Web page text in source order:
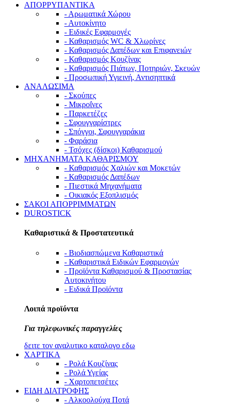
ΑΠΟΡΡΥΠΑΝΤΙΚΑ
- Αρωματικά Χώρου
- Αυτοκίνητο
- Ειδικές Εφαρμογές
- Καθαρισμός WC & Χλωρίνες
- Καθαρισμός Δαπέδων και Επιφανειών
- Καθαρισμός Κουζίνας
- Καθαρισμός Πιάτων, Ποτηριών, Σκευών
- Προσωπική Υγιεινή, Αντισηπτικά
ΑΝΑΛΩΣΙΜΑ
- Σκούπες
- Μικροΐνες
- Παρκετέζες
- Σφουγγαρίστρες
- Σπόγγοι, Σφουγγαράκια
- Φαράσια
- Τσόχες (δίσκοι) Καθαρισμού
ΜΗΧΑΝΗΜΑΤΑ ΚΑΘΑΡΙΣΜΟΥ
- Καθαρισμός Χαλιών και Μοκετών
- Καθαρισμός Δαπέδων
- Πιεστικά Μηχανήματα
- Οικιακός Εξοπλισμός
ΣΑΚΟΙ ΑΠΟΡΡΙΜΜΑΤΩΝ
DUROSTICK
Καθαριστικά & Προστατευτικά
- Βιοδιασπώμενα Καθαριστικά
- Καθαριστικά Ειδικών Εφαρμογών
- Προϊόντα Καθαρισμού & Προστασίας
Αυτοκινήτου
- Ειδικά Προϊόντα
Λοιπά προϊόντα
Για τηλεφωνικές παραγγελίες
δειτε τον αναλυτικο καταλογο εδω
ΧΑΡΤΙΚΑ
- Ρολά Κουζίνας
- Ρολά Υγείας
- Χαρτοπετσέτες
ΕΙΔΗ ΔΙΑΤΡΟΦΗΣ
- Αλκοολούχα Ποτά